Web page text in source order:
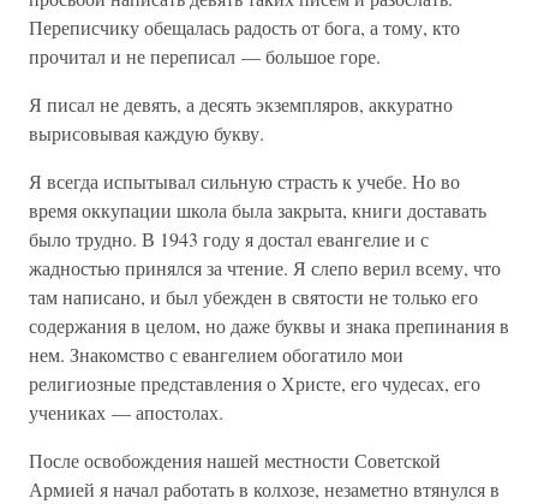
Переписчику обещалась радость от бога, а тому, кто
прочитал и не переписал — большое горе.
Я писал не девять, а десять экземпляров, аккуратно
вырисовывая каждую букву.
Я всегда испытывал сильную страсть к учебе. Но во
время оккупации школа была закрыта, книги доставать
было трудно. В 1943 году я достал евангелие и с
жадностью принялся за чтение. Я слепо верил всему, что
там написано, и был убежден в святости не только его
содержания в целом, но даже буквы и знака препинания в
нем. Знакомство с евангелием обогатило мои
религиозные представления о Христе, его чудесах, его
учениках — апостолах.
После освобождения нашей местности Советской
Армией я начал работать в колхозе, незаметно втянулся в